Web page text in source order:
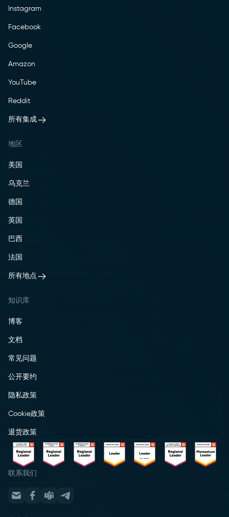
Instagram
Facebook
Google
Amazon
YouTube
Reddit
所有集成
地区
美国
乌克兰
德国
英国
巴西
法国
所有地点
知识库
博客
文档
常见问题
公开要约
隐私政策
Cookie政策
退货政策
联系我们